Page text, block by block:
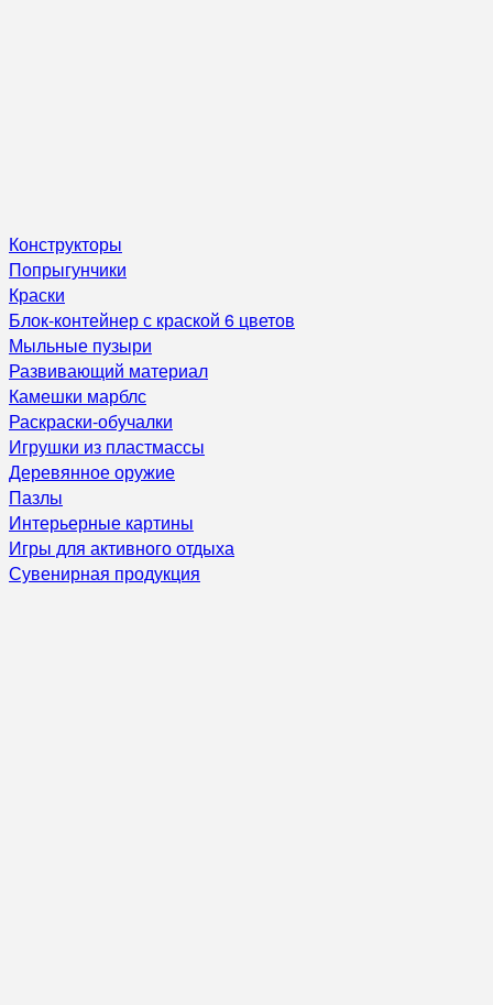
Конструкторы
Попрыгунчики
Краски
Блок-контейнер с краской 6 цветов
Мыльные пузыри
Развивающий материал
Камешки марблс
Раскраски-обучалки
Игрушки из пластмассы
Деревянное оружие
Пазлы
Интерьерные картины
Игры для активного отдыха
Сувенирная продукция